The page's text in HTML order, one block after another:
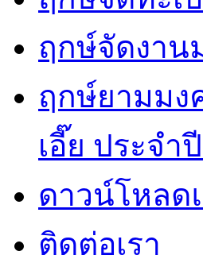
ฤกษ์จัดงาน
ฤกษ์ยามมง
เอี๊ย ประจำ
ดาวน์โหลด
ติดต่อเรา